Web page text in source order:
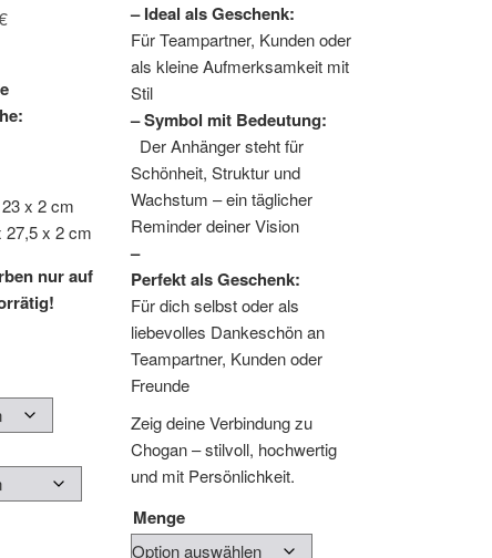
Preisspanne:
25,00 €
x 2 cm
27,5 x 2 cm
nur auf
– Ideal als Geschenk:
Für Teampartner, Kunden oder
als kleine Aufmerksamkeit mit
Stil
– Symbol mit Bedeutung:
Der Anhänger steht für
Schönheit, Struktur und
Wachstum – ein täglicher
Reminder deiner Vision
–
Perfekt als Geschenk:
Für dich selbst oder als
liebevolles Dankeschön an
Teampartner, Kunden oder
Freunde
Zeig deine Verbindung zu
Chogan – stilvoll, hochwertig
und mit Persönlichkeit.
Menge